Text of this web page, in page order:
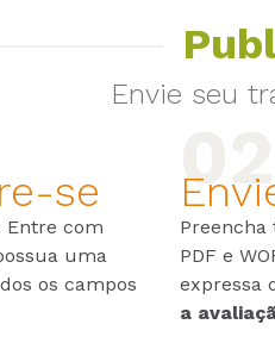
Envie seu
se
Entre com
uma
os campos
Preencha
PDF e
expressa
a